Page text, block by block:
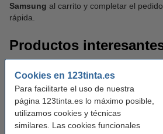
Cookies en 123tinta.es
Para facilitarte el uso de nuestra
página 123tinta.es lo máximo posible,
utilizamos cookies y técnicas
similares. Las cookies funcionales
Samsung al carrito y completar el
rápida.
Productos
A continuación, te ofrecemos una
puedas completar tu compra: